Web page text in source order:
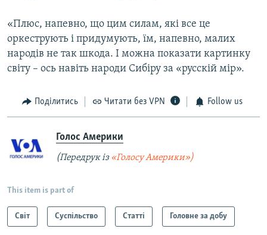
«Плюс, напевно, що цим силам, які все це
оркеструють і придумують, їм, напевно, малих
народів не так шкода. І можна показати картинку
світу – ось навіть народи Сибіру за «русскій мір».
Поділитись Читати без VPN Follow us
Голос Америки
(Передрук із «Голосу Америки»)
This item is part of
Світ Суспільство Статті Головне за добу